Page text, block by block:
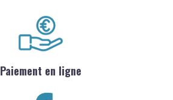
Paiement en ligne